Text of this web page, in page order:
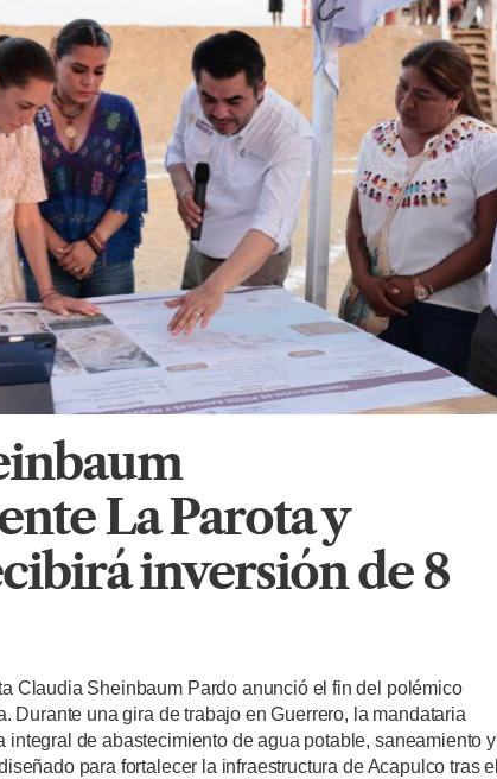
La Parota y
inversión de 8
Claudia Sheinbaum Pardo anunció el fin del polémico
Durante una gira de trabajo en Guerrero, la mandataria
integral de abastecimiento de agua potable, saneamiento y
para fortalecer la infraestructura de Acapulco tras el